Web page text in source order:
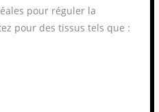
pour réguler la
pour des tissus tels que :